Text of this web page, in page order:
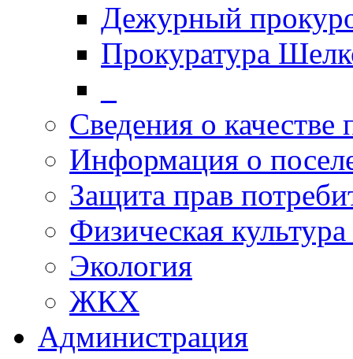
Дежурный
Прокуратура
Сведения о качестве
Информация о
Защита прав
Физическая
Экология
ЖКХ
Администрация